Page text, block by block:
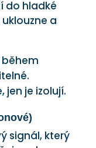
do hladké
a
jen je izolují.
signál, který